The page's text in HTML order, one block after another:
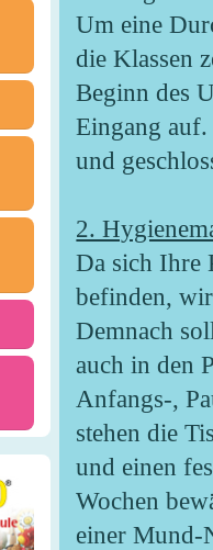
Um eine
die Klassen
Beginn des
Eingang
und
2.
Da sich Ihre
befinden,
Demnach
auch in den
Anfangs-,
stehen die
und einen
Wochen
einer Mund-